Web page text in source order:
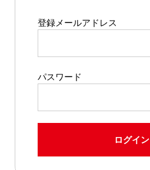
登録メールアドレス
パスワード
ログイン